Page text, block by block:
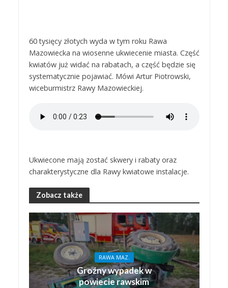
60 tysięcy złotych wyda w tym roku Rawa
Mazowiecka na wiosenne ukwiecenie miasta. Część
kwiatów już widać na rabatach, a część będzie się
systematycznie pojawiać. Mówi Artur Piotrowski,
wiceburmistrz Rawy Mazowieckiej.
Ukwiecone mają zostać skwery i rabaty oraz
charakterystyczne dla Rawy kwiatowe instalacje.
Zobacz także
RAWA MAZ.
Groźny wypadek w
powiecie rawskim